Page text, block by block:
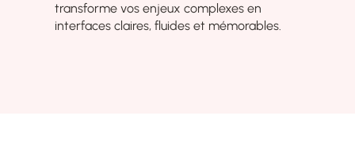
transforme vos enjeux complexes en
interfaces claires, fluides et mémorables.